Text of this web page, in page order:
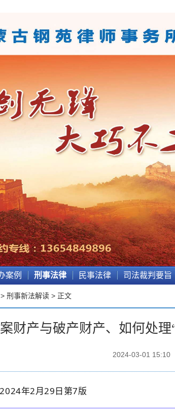
案例 刑事法律 民事法律 司法裁判要旨
> 刑事新法解读 > 正文
财产与破产财产、如何处
2024-03-01 15:10
年2月29日第7版